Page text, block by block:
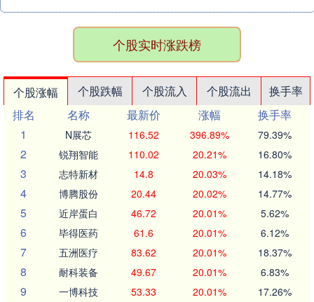
个股实时涨跌榜
个股涨幅 个股跌幅 个股流入 个股流出
换手率
排名
名称 最新价 涨幅
换手率
1
N展芯 116.52 396.89% 79.39%
2 锐翔智能 110.02 20.21% 16.80%
3 志特新材 14.8 20.03% 14.18%
4 博腾股份 20.44 20.02% 14.77%
5 近岸蛋白 46.72 20.01% 5.62%
6 毕得医药 61.6 20.01% 6.12%
7 五洲医疗 83.62 20.01% 18.37%
8 耐科装备 49.67 20.01% 6.83%
9 一博科技 53.33 20.01% 17.26%